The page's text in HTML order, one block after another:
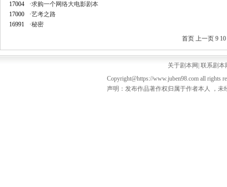
17004
·求购一个网络大电影剧本
17000
·艺考之路
16991
·秘密
首页 上一页 9 10
关于剧本网 联系剧本
Copyright@https://www.juben98.com all rights
声明：发布作品著作权归属于作者本人 ，未